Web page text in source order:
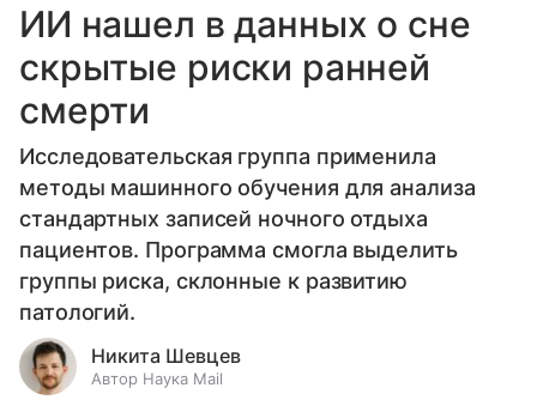
ИИ нашел в данных о сне
скрытые риски ранней
смерти
Исследовательская группа применила
методы машинного обучения для анализа
стандартных записей ночного отдыха
пациентов. Программа смогла выделить
группы риска, склонные к развитию
патологий.
Никита Шевцев
Автор Наука Mail